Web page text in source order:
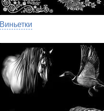
Виньетки